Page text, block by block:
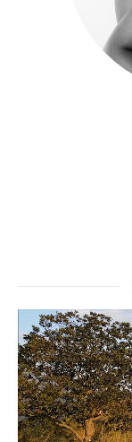
Lecteur
vidéo